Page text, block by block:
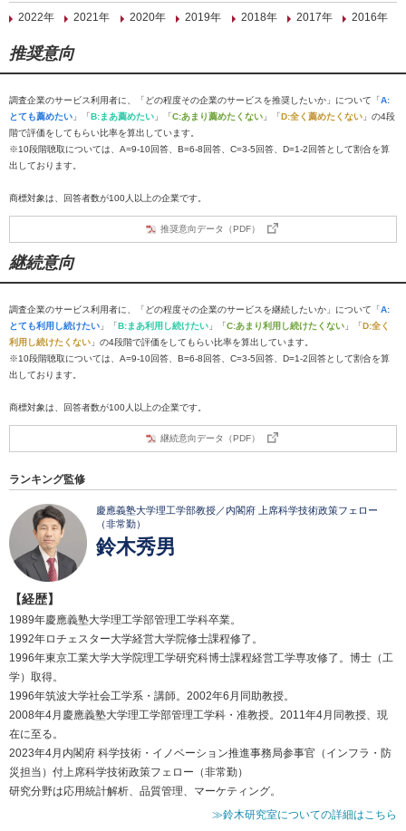
2022年
2021年 2020年 2019年 2018年 2017年 2016年
推奨意向
調査企業のサービス利用者に、「どの程度その企業のサービスを推奨したいか」について「A:
とても薦めたい 」「B:まあ薦めたい 」「C:あまり薦めたくない 」「D:全く薦めたくない 」の4段
階で評価をしてもらい比率を算出しています。
※10段階聴取については、A=9-10回答、B=6-8回答、C=3-5回答、D=1-2回答として割合を算
出しております。
商標対象は、回答者数が100人以上の企業です。
推奨意向データ（PDF）
継続意向
調査企業のサービス利用者に、「どの程度その企業のサービスを継続したいか」について「A:
とても利用し続けたい 」「B:まあ利用し続けたい 」「C:あまり利用し続けたくない 」「D:全く
利用し続けたくない 」の4段階で評価をしてもらい比率を算出しています。
※10段階聴取については、A=9-10回答、B=6-8回答、C=3-5回答、D=1-2回答として割合を算
出しております。
商標対象は、回答者数が100人以上の企業です。
継続意向データ（PDF）
ランキング監修
慶應義塾大学理工学部教授／内閣府 上席科学技術政策フェロー
（非常勤）
鈴木秀男
【経歴】
1989年慶應義塾大学理工学部管理工学科卒業。
1992年ロチェスター大学経営大学院修士課程修了。
1996年東京工業大学大学院理工学研究科博士課程経営工学専攻修了。博士（工
学）取得。
1996年筑波大学社会工学系・講師。2002年6月同助教授。
2008年4月慶應義塾大学理工学部管理工学科・准教授。2011年4月同教授、現
在に至る。
2023年4月内閣府 科学技術・イノベーション推進事務局参事官（インフラ・防
災担当）付上席科学技術政策フェロー（非常勤）
研究分野は応用統計解析、品質管理、マーケティング。
≫鈴木研究室についての詳細はこちら